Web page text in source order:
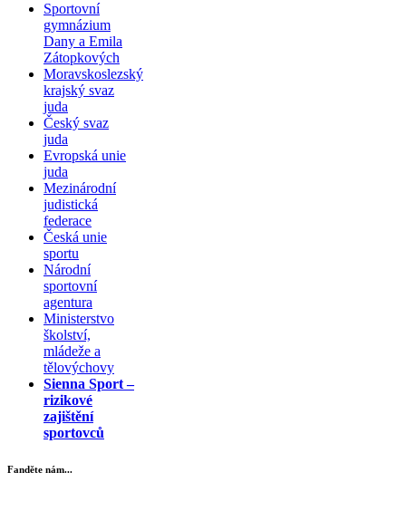
Sportovní
gymnázium
Dany a Emila
Zátopkových
Moravskoslezský
krajský svaz
juda
Český svaz
juda
Evropská unie
juda
Mezinárodní
judistická
federace
Česká unie
sportu
Národní
sportovní
agentura
Ministerstvo
školství,
mládeže a
tělovýchovy
Sienna Sport –
rizikové
zajištění
sportovců
Fanděte nám...